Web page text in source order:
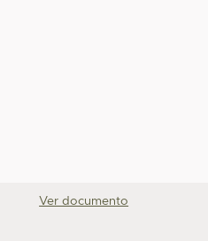
Ver documento